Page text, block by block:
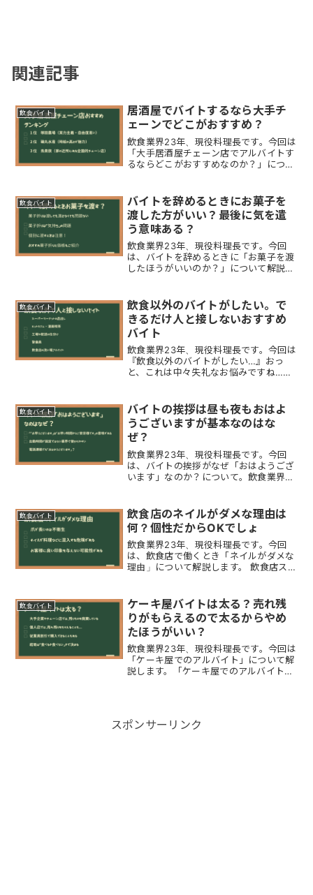
関連記事
飲食バイト
居酒屋でバイトするなら大手チ
ェーンでどこがおすすめ？
飲食業界23年、現役料理長です。今回は
「大手居酒屋チェーン店でアルバイトす
るならどこがおすすめなのか？」につい
チェーン店は上記になります。詳細は後
半で解説していますが、...
飲食バイト
バイトを辞めるときにお菓子を
渡した方がいい？最後に気を遣
う意味ある？
飲食業界23年、現役料理長です。今回
は、バイトを辞めるときに「お菓子を渡
したほうがいいのか？」について解説し
問題ありません」あなたの気持ちなので
『お世話になったから何か...
飲食バイト
飲食以外のバイトがしたい。で
きるだけ人と接しないおすすめ
バイト
飲食業界23年、現役料理長です。今回は
『飲食以外のバイトがしたい…』おっ
と、これは中々失礼なお悩みですね…
無理して飲食店でアルバイトしなくても
いいでしょう。飲食店のような...
飲食バイト
バイトの挨拶は昼も夜もおはよ
うございますが基本なのはな
ぜ？
飲食業界23年、現役料理長です。今回
は、バイトの挨拶がなぜ「おはようござ
います」なのか？について。飲食業界で
的です夕方から出勤するときも「おはよ
うございます」と挨拶しま...
飲食バイト
飲食店のネイルがダメな理由は
何？個性だからOKでしょ
飲食業界23年、現役料理長です。今回
は、飲食店で働くとき「ネイルがダメな
理由」について解説します。 飲食店スタ
る危険性 お客様に良い印象を与えない
から以上が「飲食店のネ...
飲食バイト
ケーキ屋バイトは太る？売れ残
りがもらえるので太るからやめ
たほうがいい？
飲食業界23年、現役料理長です。今回は
「ケーキ屋でのアルバイト」について解
説します。「ケーキ屋でのアルバイトは
スポンサーリンク